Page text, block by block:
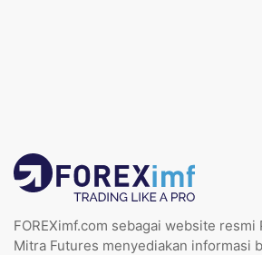
FOREXimf.com sebagai website
Mitra Futures menyediakan informasi